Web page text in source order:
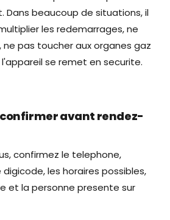
beaucoup de situations, il
les redemarrages, ne
ne pas toucher aux organes gaz
se remet en securite.
avant rendez-
confirmez le telephone,
les horaires possibles,
et la personne presente sur